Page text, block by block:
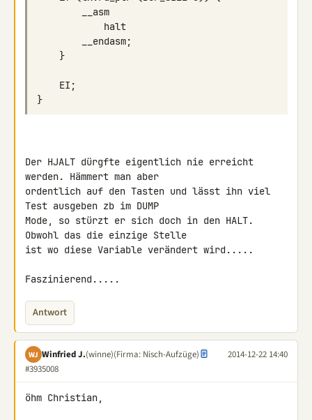
Der HJALT dürgfte eigentlich nie erreicht
werden. Hämmert man aber
ordentlich auf den Tasten und lässt ihn viel
Test ausgeben zb im DUMP
Mode, so stürzt er sich doch in den HALT.
Obwohl das die einzige Stelle
ist wo diese Variable verändert wird.....
Faszinierend.....
Antwort
WJ Winfried J.(winne)(Firma: Nisch-Aufzüge)
2014-12-22 14:40
#3935008
öhm Christian,